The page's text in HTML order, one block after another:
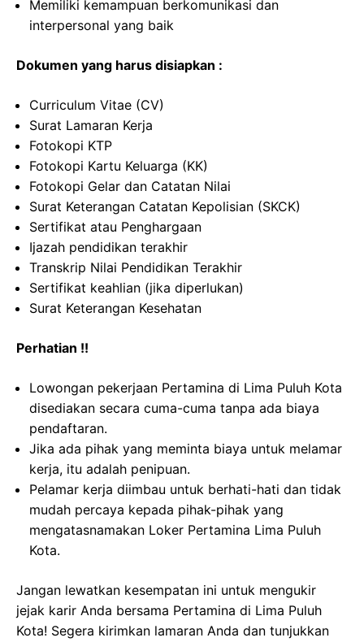
Memiliki kemampuan berkomunikasi dan
interpersonal yang baik
Dokumen yang harus disiapkan :
Curriculum Vitae (CV)
Surat Lamaran Kerja
Fotokopi KTP
Fotokopi Kartu Keluarga (KK)
Fotokopi Gelar dan Catatan Nilai
Surat Keterangan Catatan Kepolisian (SKCK)
Sertifikat atau Penghargaan
Ijazah pendidikan terakhir
Transkrip Nilai Pendidikan Terakhir
Sertifikat keahlian (jika diperlukan)
Surat Keterangan Kesehatan
Perhatian !!
Lowongan pekerjaan Pertamina di Lima Puluh Kota
disediakan secara cuma-cuma tanpa ada biaya
pendaftaran.
Jika ada pihak yang meminta biaya untuk melamar
kerja, itu adalah penipuan.
Pelamar kerja diimbau untuk berhati-hati dan tidak
mudah percaya kepada pihak-pihak yang
mengatasnamakan Loker Pertamina Lima Puluh
Kota.
Jangan lewatkan kesempatan ini untuk mengukir
jejak karir Anda bersama Pertamina di Lima Puluh
Kota! Segera kirimkan lamaran Anda dan tunjukkan